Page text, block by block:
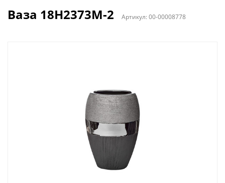
Ваза 18H2373M-2 Артикул:00-00008778